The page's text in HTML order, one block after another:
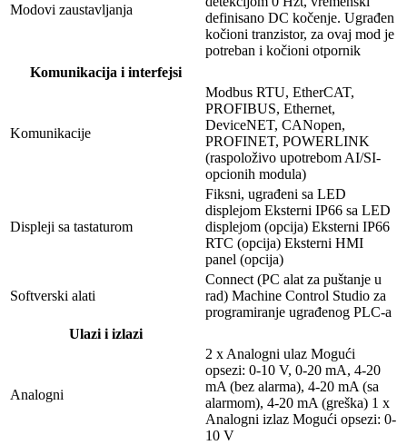
Modovi zaustavljanja
definisano DC kočenje. Ugrađen
kočioni tranzistor, za ovaj mod je
potreban i kočioni otpornik
Komunikacija i interfejsi
Komunikacije
Modbus RTU, EtherCAT,
PROFIBUS, Ethernet,
DeviceNET, CANopen,
PROFINET, POWERLINK
(raspoloživo upotrebom AI/SI-
opcionih modula)
Displeji sa tastaturom
Fiksni, ugrađeni sa LED
displejom Eksterni IP66 sa LED
displejom (opcija) Eksterni IP66
RTC (opcija) Eksterni HMI
panel (opcija)
Softverski alati
Connect (PC alat za puštanje u
rad) Machine Control Studio za
programiranje ugrađenog PLC-a
Ulazi i izlazi
Analogni
2 x Analogni ulaz Mogući
opsezi: 0-10 V, 0-20 mA, 4-20
mA (bez alarma), 4-20 mA (sa
alarmom), 4-20 mA (greška) 1 x
Analogni izlaz Mogući opsezi: 0-
10 V